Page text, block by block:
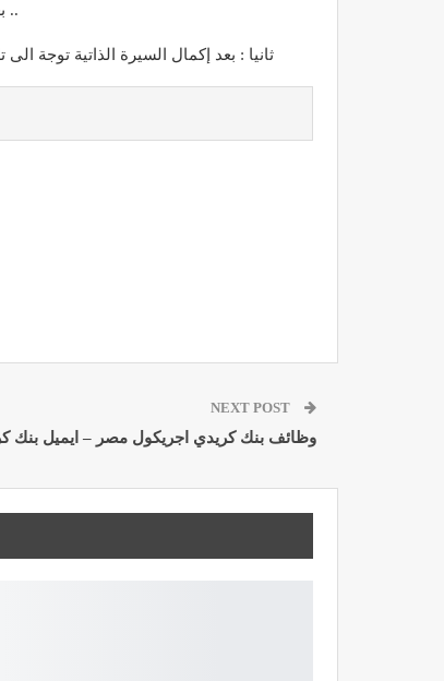
بعد كتابة بيانات التسجيل ستصلك رسالة علي البريد الالكتروني الذي قمت بكتابته في الخطوة السابقة لإكمال السيرة الذاتية الخاصة بك ..
ثانيا : بعد إكمال السيرة الذاتية توجة
NEXT POST
وظائف بنك كريدي اجريكول مصر – ايميل بنك